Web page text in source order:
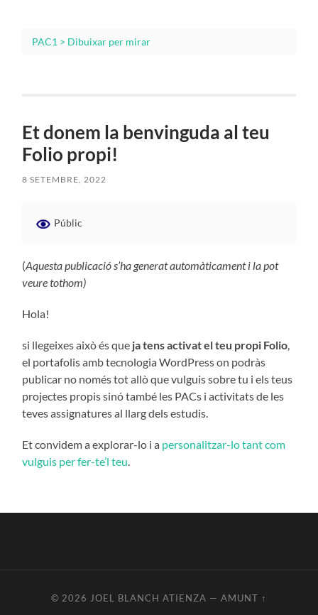
PAC1 > Dibuixar per mirar
Et donem la benvinguda al teu
Folio propi!
8 SETEMBRE, 2022
Públic
(Aquesta publicació s’ha generat automàticament i la pot
veure tothom)
Hola!
si llegeixes això és que ja tens activat el teu propi Folio,
el portafolis amb tecnologia WordPress on podràs
publicar no només tot allò que vulguis sobre tu i els teus
projectes propis sinó també les PACs i activitats de les
teves assignatures al llarg dels estudis.
Et convidem a explorar-lo i a personalitzar-lo tant com
vulguis per fer-te’l teu.
© 2026 JOEL BLANCH ATIENZA — AMUNT ↑